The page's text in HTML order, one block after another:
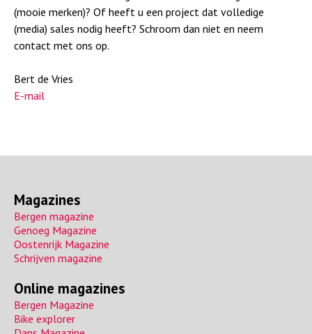
(mooie merken)? Of heeft u een project dat volledige
(media) sales nodig heeft? Schroom dan niet en neem
contact met ons op.
Bert de Vries
E-mail
Magazines
Bergen magazine
Genoeg Magazine
Oostenrijk Magazine
Schrijven magazine
Online magazines
Bergen Magazine
Bike explorer